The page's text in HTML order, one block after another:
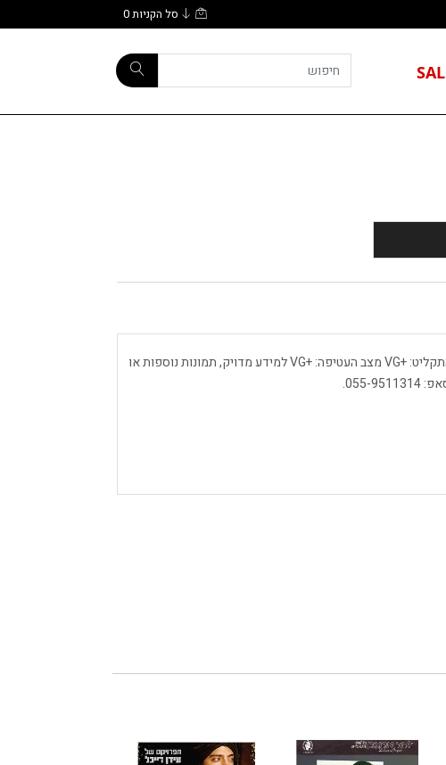
סל הקניות0
טאטו חתוך תוכן תקליט הדפסה: 1988 מצב התקליט: +VG מצב העטיפה: +VG למידע מדויק, תמונות נוספות או